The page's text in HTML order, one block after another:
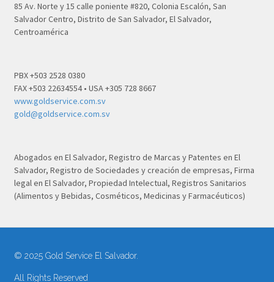
85 Av. Norte y 15 calle poniente #820, Colonia Escalón, San
Salvador Centro, Distrito de San Salvador, El Salvador,
Centroamérica
PBX +503 2528 0380
FAX +503 22634554 • USA +305 728 8667
www.goldservice.com.sv
gold@goldservice.com.sv
Abogados en El Salvador, Registro de Marcas y Patentes en El
Salvador, Registro de Sociedades y creación de empresas, Firma
legal en El Salvador, Propiedad Intelectual, Registros Sanitarios
(Alimentos y Bebidas, Cosméticos, Medicinas y Farmacéuticos)
© 2025 Gold Service El Salvador.
All Rights Reserved